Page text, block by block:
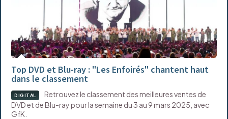
Top DVD et Blu-ray : "Les Enfoirés" chantent haut
dans le classement
DIGITAL
Retrouvez le classement des meilleures ventes de
DVD et de Blu-ray pour la semaine du 3 au 9 mars 2025, avec
GfK.